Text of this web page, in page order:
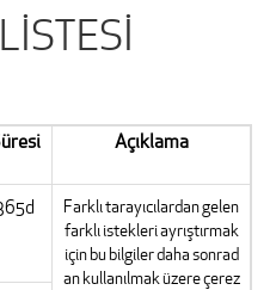
Açıklama
Farklı tarayıcılardan gelen
farklı istekleri ayrıştırmak
için bu bilgiler daha sonrad
an kullanılmak üzere çerez